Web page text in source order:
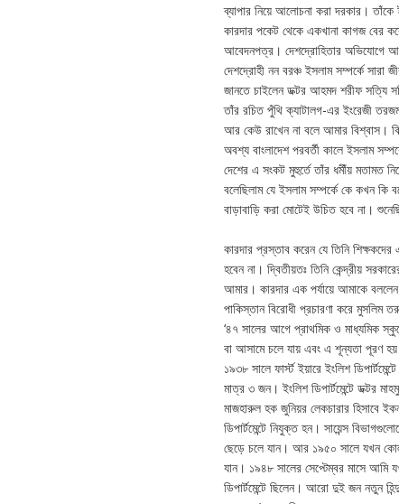
ব্যাপার নিয়ে আলোচনা করা দরকার। তাঁকে
কারদার পকেট থেকে একখানা কাগজ বের
আবেদনপত্র। দেশদ্রোহিতার অভিযোগে
দেশদ্রোহী নন বরঞ্চ ইসলাম সম্পর্কে
জানতে চাইলেন ডক্টর আহমদ শরীফ সত্যি
তাঁর রচিত পুঁথি ক্যাটালগ-এর ইংরেজী
আর কেউ রাখেন না বলে আমার বিশ্বাস।
অবশ্য বাংলাদেশ পরবর্তী কালে ইসলাম
দেশের এ সংকট মুহুর্তে তাঁর ধমীঁয় মতামত
বলেছিলাম যে ইসলাম সম্পর্কে কে কখন কি
বাড়াবাড়ি করা মোটেই উচিত হবে না।
কারদার প্রস্তাব করেন যে তিনি
হবেন না। দ্বিতীয়তঃ তিনি কেন্দ্রীয়
আমার। কারদার এক পর্যায়ে আমাকে
পাকিস্তান বিরোধী প্রচারণা করে মুসলিম
‘৪৭ সালের আগে প্রাথমিক ও মাধ্যমিক
বা আসামে চলে যায় এবং এ শূন্যতা পূরণ হয়
১৯৩৮ সালে ফার্স্ট ইয়ারে ইংলিশ
মাত্র ৩ জন। ইংলিশ ডিপার্টমেন্টে ডক্টর
মাজহারুল হক জুনিয়র লেকচারার হিসাবে
ডিপার্টমেন্টে নিযুক্ত হন। সায়েন্স
ছেড়ে চলে যান। আর ১৯৫০ সালে যখন
যান। ১৯৪৮ সালের সেপ্টেম্বর মাসে আমি
ডিপার্টমেন্টে ছিলেন। আরো দুই জন নতুন